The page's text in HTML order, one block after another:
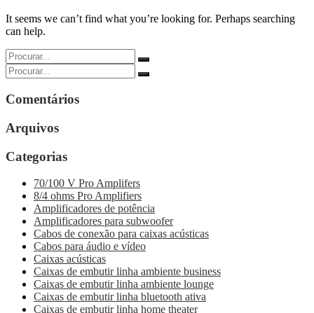
It seems we can’t find what you’re looking for. Perhaps searching
can help.
Comentários
Arquivos
Categorias
70/100 V Pro Amplifers
8/4 ohms Pro Amplifiers
Amplificadores de potência
Amplificadores para subwoofer
Cabos de conexão para caixas acústicas
Cabos para áudio e vídeo
Caixas acústicas
Caixas de embutir linha ambiente business
Caixas de embutir linha ambiente lounge
Caixas de embutir linha bluetooth ativa
Caixas de embutir linha home theater